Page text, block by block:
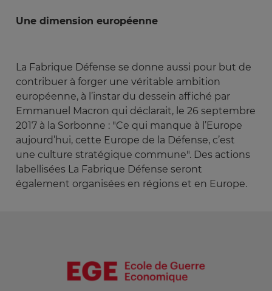
Une dimension européenne
La Fabrique Défense se donne aussi pour but de
contribuer à forger une véritable ambition
européenne, à l’instar du dessein affiché par
Emmanuel Macron qui déclarait, le 26 septembre
2017 à la Sorbonne : "Ce qui manque à l’Europe
aujourd’hui, cette Europe de la Défense, c’est
une culture stratégique commune". Des actions
labellisées La Fabrique Défense seront
également organisées en régions et en Europe.